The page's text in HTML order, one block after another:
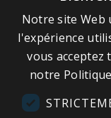
A propos de
Mentions
Conditions de
Nous contacter
Visitez notre
Notre site Web
l'expérience
vous acceptez
notre